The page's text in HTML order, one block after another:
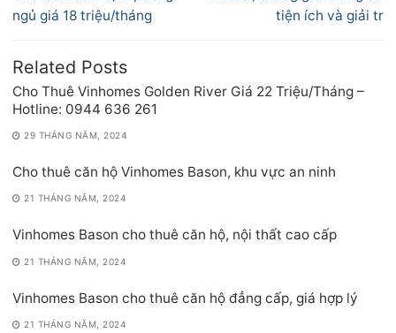
viết
ngủ giá 18 triệu/tháng
tiện ích và giải tr
Related Posts
Cho Thuê Vinhomes Golden River Giá 22 Triệu/Tháng –
Hotline: 0944 636 261
29 THÁNG NĂM, 2024
Cho thuê căn hộ Vinhomes Bason, khu vực an ninh
21 THÁNG NĂM, 2024
Vinhomes Bason cho thuê căn hộ, nội thất cao cấp
21 THÁNG NĂM, 2024
Vinhomes Bason cho thuê căn hộ đẳng cấp, giá hợp lý
21 THÁNG NĂM, 2024